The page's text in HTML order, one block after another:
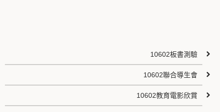
10602板書測驗
10602聯合導生會
10602教育電影欣賞